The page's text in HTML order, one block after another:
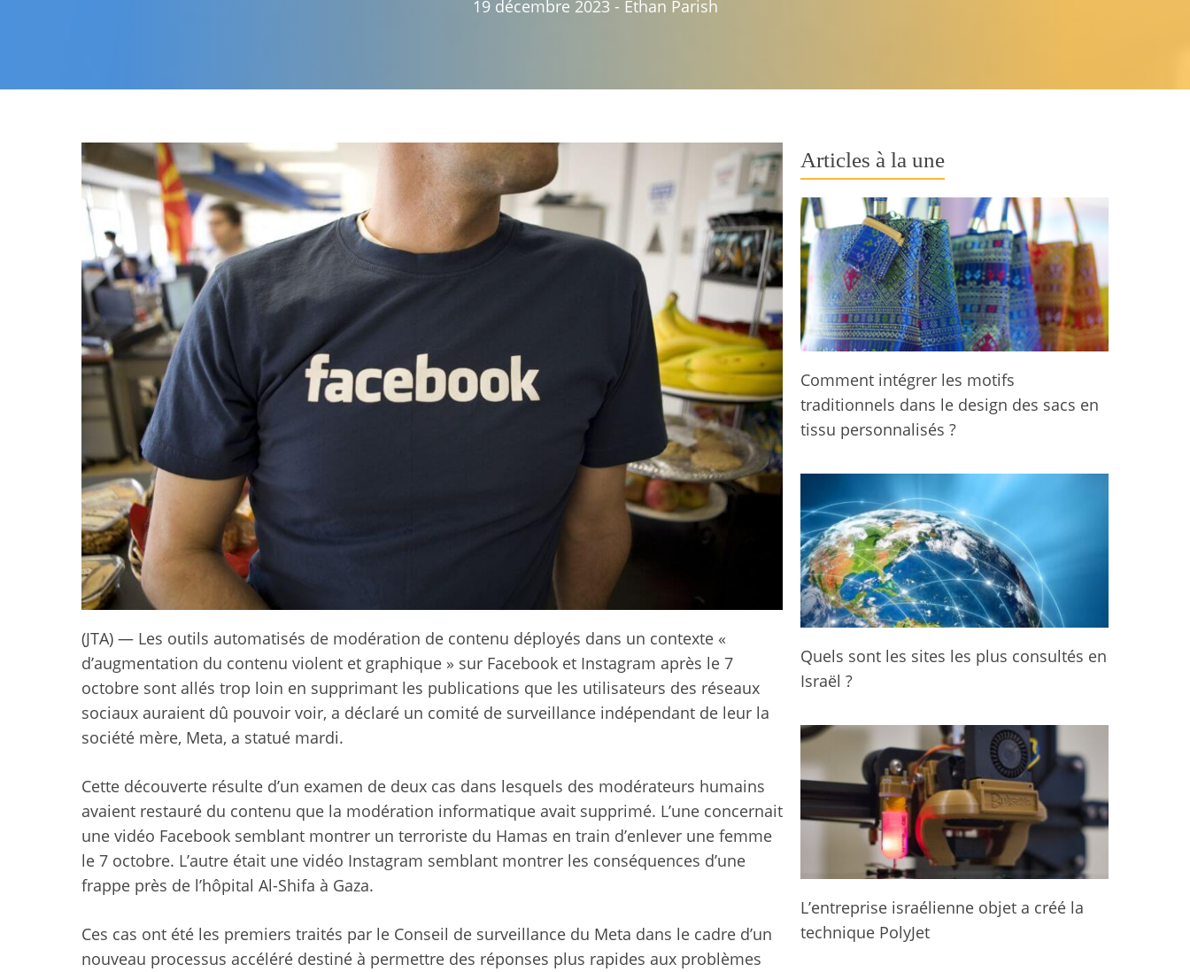
19 décembre 2023 - Ethan Parish
(JTA) — Les outils automatisés de modération de contenu déployés dans un contexte «
d’augmentation du contenu violent et graphique » sur Facebook et Instagram après le 7
octobre sont allés trop loin en supprimant les publications que les utilisateurs des réseaux
sociaux auraient dû pouvoir voir, a déclaré un comité de surveillance indépendant de leur la
société mère, Meta, a statué mardi.
Cette découverte résulte d’un examen de deux cas dans lesquels des modérateurs humains
avaient restauré du contenu que la modération informatique avait supprimé. L’une concernait
une vidéo Facebook semblant montrer un terroriste du Hamas en train d’enlever une femme
le 7 octobre. L’autre était une vidéo Instagram semblant montrer les conséquences d’une
frappe près de l’hôpital Al-Shifa à Gaza.
Ces cas ont été les premiers traités par le Conseil de surveillance du Meta dans le cadre d’un
nouveau processus accéléré destiné à permettre des réponses plus rapides aux problèmes
Articles à la une
Comment intégrer les motifs
traditionnels dans le design des sacs en
tissu personnalisés ?
Quels sont les sites les plus consultés en
Israël ?
L’entreprise israélienne objet a créé la
technique PolyJet